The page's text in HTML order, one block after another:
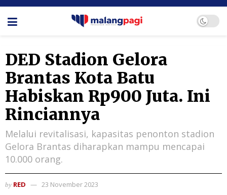
DED Stadion Gelora
Brantas Kota Batu
Habiskan Rp900 Juta. Ini
Rinciannya
Melalui revitalisasi, kapasitas penonton stadion
Gelora Brantas diharapkan mampu mencapai
10.000 orang.
by RED 23 November 2023